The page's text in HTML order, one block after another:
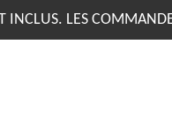
INCLUS. LES